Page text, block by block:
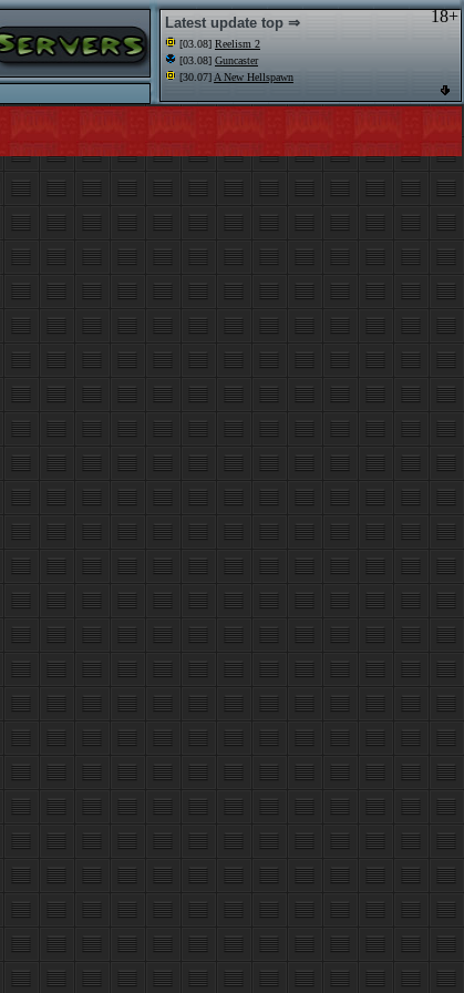
18+
Latest update top ⇒
[03.08] Reelism 2
[03.08] Guncaster
[30.07] A New Hellspawn